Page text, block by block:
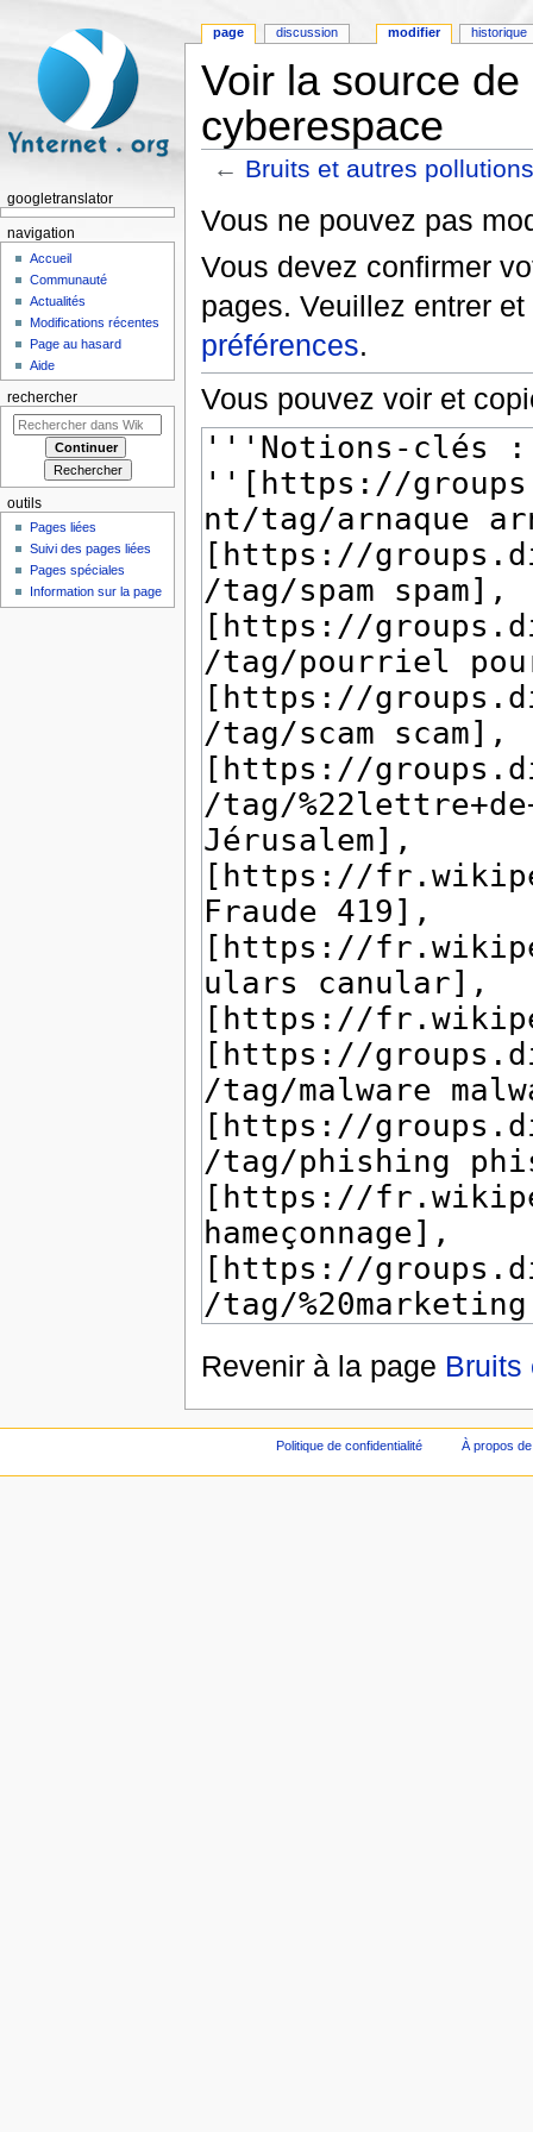
Voir la source
cyberespace
← Bruits et autres
Vous ne pouvez pas
Vous devez confirmer
pages. Veuillez entrer
préférences.
Vous pouvez voir et
Revenir à la page Bruits
page discussion modifier historique
googletranslator
navigation
Accueil
Communauté
Actualités
Modifications récentes
Page au hasard
Aide
rechercher
outils
Pages liées
Suivi des pages liées
Pages spéciales
Information sur la page
Politique de confidentialité À propos